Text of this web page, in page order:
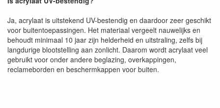
Ja, acrylaat is uitstekend UV-bestendig en daardoor zeer geschikt
voor buitentoepassingen. Het materiaal vergeelt nauwelijks en
behoudt minimaal 10 jaar zijn helderheid en uitstraling, zelfs bij
langdurige blootstelling aan zonlicht. Daarom wordt acrylaat veel
gebruikt voor onder andere beglazing, overkappingen,
reclameborden en beschermkappen voor buiten.